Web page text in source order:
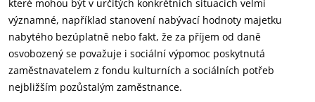
které mohou být v určitých konkrétních situacích velmi
významné, například stanovení nabývací hodnoty majetku
nabytého bezúplatně nebo fakt, že za příjem od daně
osvobozený se považuje i sociální výpomoc poskytnutá
zaměstnavatelem z fondu kulturních a sociálních potřeb
nejbližším pozůstalým zaměstnance.